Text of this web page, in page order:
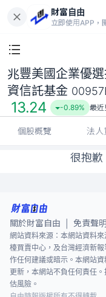
財富自由
立即使用APP，
兆豐美國企業優選投資
兆豐美國企業優
資信託基金
13.24 -0.89% 最近
個股概覽 法人
很抱歉
關於財富自由 免責聲明
網站資料來源：本網站資料
檯買賣中心，及台灣經濟新
作任何建議或暗示。本網站
更新，本網站不負任何責任
估風險。